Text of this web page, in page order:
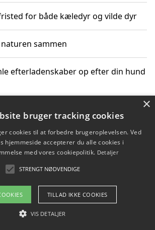
for både kæledyr og vilde dyr
sammen
efterladenskaber op efter din hund
effektivt op efter et stort event
2026 - Pilanto Aps
/ kontakt
Blog Betingelser
×
bruger tracking cookies
cookies til at forbedre brugeroplevelsen. Ved
hjemmeside accepterer du alle cookies i
med vores cookiepolitik. Detaljer
STRENGT NØDVENDIGE
TILLAD IKKE COOKIES
VIS DETALJER